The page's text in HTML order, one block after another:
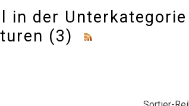
in der Unterkategorie
(3)